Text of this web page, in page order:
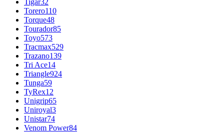
Tigar32
Torero110
Torque48
Tourador85
Toyo573
Tracmax529
Trazano139
Tri Ace14
Triangle924
Tunga59
TyRex12
Unigrip65
Uniroyal3
Unistar74
Venom Power84